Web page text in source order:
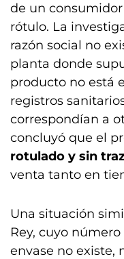
de un
rótulo. La
razón social no
planta donde
producto no está
registros
correspondían a
concluyó que el
rotulado y sin
venta tanto en
Una situación
Rey, cuyo
envase no existe,